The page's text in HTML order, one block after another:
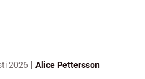
2026 Alice Pettersson